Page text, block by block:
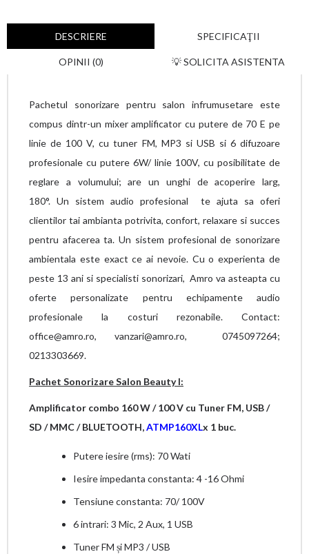
DESCRIERE SPECIFICAŢII
OPINII (0) 💡 SOLICITA ASISTENTA
Pachetul sonorizare pentru salon infrumusetare este
compus dintr-un mixer amplificator cu putere de 70 E pe
linie de 100 V, cu tuner FM, MP3 si USB si 6 difuzoare
profesionale cu putere 6W/ linie 100V, cu posibilitate de
reglare a volumului; are un unghi de acoperire larg,
180°. Un sistem audio profesional te ajuta sa oferi
clientilor tai ambianta potrivita, confort, relaxare si succes
pentru afacerea ta. Un sistem profesional de sonorizare
ambientala este exact ce ai nevoie. Cu o experienta de
peste 13 ani si specialisti sonorizari, Amro va asteapta cu
oferte personalizate pentru echipamente audio
profesionale la costuri rezonabile. Contact:
office@amro.ro, vanzari@amro.ro, 0745097264;
0213303669.
Pachet Sonorizare Salon Beauty I:
Amplificator combo 160 W / 100 V cu Tuner FM, USB /
SD / MMC / BLUETOOTH,ATMP160XLx 1 buc.
Putere iesire (rms): 70 Wati
Iesire impedanta constanta: 4 -16 Ohmi
Tensiune constanta: 70/ 100V
6 intrari: 3 Mic, 2 Aux, 1 USB
Tuner FM și MP3 / USB